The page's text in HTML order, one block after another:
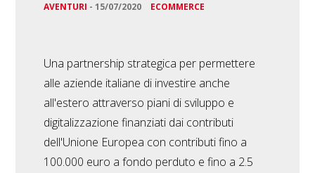
AVENTURI -15/07/2020 ECOMMERCE
Una partnership strategica per permettere
alle aziende italiane di investire anche
all'estero attraverso piani di sviluppo e
digitalizzazione finanziati dai contributi
dell'Unione Europea con contributi fino a
100.000 euro a fondo perduto e fino a 2.5